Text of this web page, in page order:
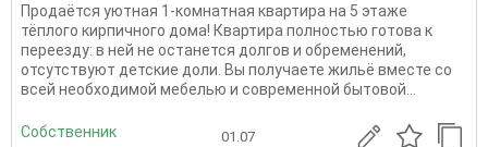
Продаётся уютная 1-комнатная квартира на 5 этаже
тёплого кирпичного дома! Квартира полностью готова к
переезду: в ней не останется долгов и обременений,
отсутствуют детские доли. Вы получаете жильё вместе со
всей необходимой мебелью и современной бытовой...
Собственник 01.07